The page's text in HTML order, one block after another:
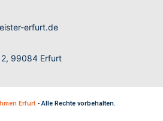
erfurt.de
99084 Erfurt
Erfurt- Alle Rechte vorbehalten.